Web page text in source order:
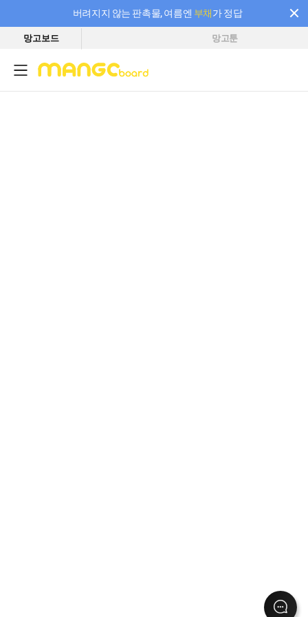
버려지지 않는 판촉물, 여름엔 부채가 정답
필요한 만큼 충전하고 끊김 없이 작업하세요! 새로워진 AI 부스터 요금제
망고보드 망고툰